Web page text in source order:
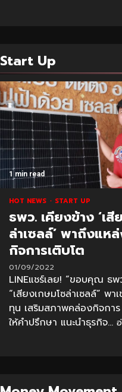
Start Up
1 min read
HOT NEWS START UP
ธพว. เคียงข้าง ‘เสี
ล่าเซลล์’ พาถึงแห
กิจการเติบโต
01/09/2022
LINEแชร์เลย! “ขอบคุณ ธ
“เสียงเกษมโซล่าเซลล์” พา
ทุน เสริมสภาพคล่องกิจกา
ให้คำปรึกษา แนะนำธุรกิจ...